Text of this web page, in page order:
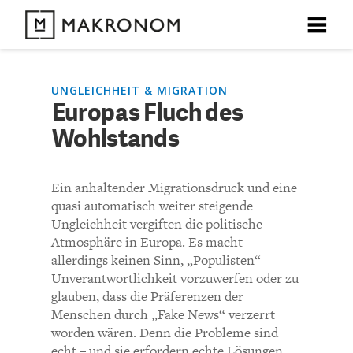
X
DEBATTEN
ARTIKEL
FEATURES
THEMEN
NEWSLETTER
ÜBER UNS
X
Unser kostenloser Newsletter informiert Sie über unsere
neuesten Beiträge.
X
X
UNGLEICHHEIT & MIGRATION
Europas Fluch des
Wohlstands
Ein anhaltender Migrationsdruck und eine
quasi automatisch weiter steigende
Ungleichheit vergiften die politische
Atmosphäre in Europa. Es macht
allerdings keinen Sinn, „Populisten“
Unverantwortlichkeit vorzuwerfen oder zu
glauben, dass die Präferenzen der
Menschen durch „Fake News“ verzerrt
worden wären. Denn die Probleme sind
X
KOMMENTARE ZU
Europas Fluch des
KOMMENTIEREN (VIA EMAIL)
Richtlinien
Horus
Eine sehr gute Analyse. Leider hat der Autor nur zu Punkt